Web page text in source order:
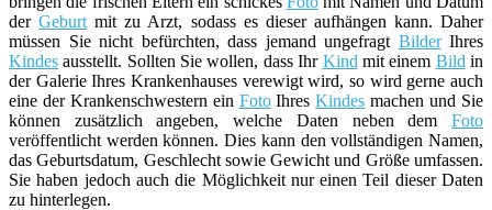
derGeburt mit zu Arzt, sodass es dieser aufhängen kann. Daher
müssen Sie nicht befürchten, dass jemand ungefragt BilderIhres
Kindes ausstellt. Sollten Sie wollen, dass Ihr Kind mit einem Bild in
der Galerie Ihres Krankenhauses verewigt wird, so wird gerne auch
eine der Krankenschwestern ein FotoIhresKindes machen und Sie
können zusätzlich angeben, welche Daten neben dem Foto
veröffentlicht werden können. Dies kann den vollständigen Namen,
das Geburtsdatum, Geschlecht sowie Gewicht und Größe umfassen.
Sie haben jedoch auch die Möglichkeit nur einen Teil dieser Daten
zu hinterlegen.